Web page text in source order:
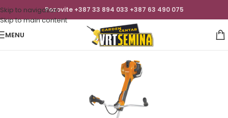
Skip to navigation
Skip to main content
Pozovite +387 33 894 033 +387 63 490 075
MENU